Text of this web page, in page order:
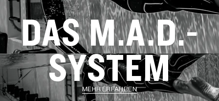
DAS M.A.D.-
SYSTEM
MEHR ERFAHREN